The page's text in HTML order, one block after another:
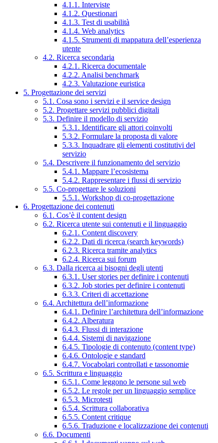
4.1.1. Interviste
4.1.2. Questionari
4.1.3. Test di usabilità
4.1.4. Web analytics
4.1.5. Strumenti di mappatura dell’esperienza
utente
4.2. Ricerca secondaria
4.2.1. Ricerca documentale
4.2.2. Analisi benchmark
4.2.3. Valutazione euristica
5. Progettazione dei servizi
5.1. Cosa sono i servizi e il service design
5.2. Progettare servizi pubblici digitali
5.3. Definire il modello di servizio
5.3.1. Identificare gli attori coinvolti
5.3.2. Formulare la proposta di valore
5.3.3. Inquadrare gli elementi costitutivi del
servizio
5.4. Descrivere il funzionamento del servizio
5.4.1. Mappare l’ecosistema
5.4.2. Rappresentare i flussi di servizio
5.5. Co-progettare le soluzioni
5.5.1. Workshop di co-progettazione
6. Progettazione dei contenuti
6.1. Cos’è il content design
6.2. Ricerca utente sui contenuti e il linguaggio
6.2.1. Content discovery
6.2.2. Dati di ricerca (search keywords)
6.2.3. Ricerca tramite analytics
6.2.4. Ricerca sui forum
6.3. Dalla ricerca ai bisogni degli utenti
6.3.1. User stories per definire i contenuti
6.3.2. Job stories per definire i contenuti
6.3.3. Criteri di accettazione
6.4. Architettura dell’informazione
6.4.1. Definire l’architettura dell’informazione
6.4.2. Alberatura
6.4.3. Flussi di interazione
6.4.4. Sistemi di navigazione
6.4.5. Tipologie di contenuto (content type)
6.4.6. Ontologie e standard
6.4.7. Vocabolari controllati e tassonomie
6.5. Scrittura e linguaggio
6.5.1. Come leggono le persone sul web
6.5.2. Le regole per un linguaggio semplice
6.5.3. Microtesti
6.5.4. Scrittura collaborativa
6.5.5. Content critique
6.5.6. Traduzione e localizzazione dei contenuti
6.6. Documenti